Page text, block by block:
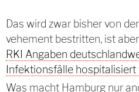
Das wird zwar bisher von
vehement bestritten, ist
RKI Angaben
Infektionsfälle hospitalisiert
Was macht Hamburg nur